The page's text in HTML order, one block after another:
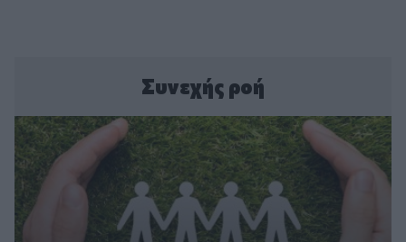
Συνεχής ροή